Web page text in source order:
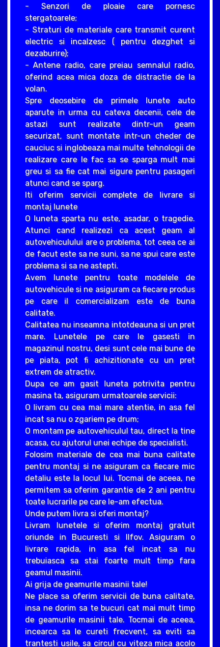
- Senzori de ploaie care pornesc
stergatoarele;
- Straturi de materiale care transmit curent
electric si incalzesc ( pentru dezghet si
dezaburire);
- Antene radio, care preiau semnalul radio,
oferind acea mica doza de distractie de la
volan.
Spre deosebire de primele lunete auto
aparute in urma cu cateva decenii, cele de
astazi sunt realizate dintr-un geam
securizat, sunt montate intr-un cheder de
cauciuc si inglobeaza mai multe tehnologii de
realizare care le fac sa se sparga mult mai
greu si sa fie cat mai sigure pentru pasageri
atunci cand se sparg.
Iti oferim servicii complete de livrare si
montaj lunete
O luneta sparta nu este, asadar, o tragedie.
Atunci cand realizezi ca acest geam al
autovehiculului are o problema, tot ceea ce ai
de facut este sa ne suni, sa ne spui care este
problema si sa ne astepti.
Avem lunete pentru toate modelele de
autovehicule si ne asiguram ca fiecare produs
pe care il comercializam este de buna
calitate.
Calitatea nu inseamna intotdeauna si un pret
mare. Lunetele pe care le gasesti in
magazinul nostru, desi sunt cele mai bune de
pe piata, pot fi achizitionate cu un pret
extrem de atractiv.
Dupa ce am gasit luneta potrivita pentru
masina ta, asiguram urmatoarele servicii:
O livram cu cea mai mare atentie, in asa fel
incat sa nu o zgariem pe drum;
O montam pe autovehiculul tau, direct la tine
acasa, cu ajutorul unei echipe de specialisti.
Folosim materiale de cea mai buna calitate
pentru montaj si ne asiguram ca fiecare mic
detaliu este la locul lui. Tocmai de aceea, ne
permitem sa oferim garantie de 2 ani pentru
toate lucrarile pe care le-am efectua.
Unde putem livra si oferi montaj?
Livram lunetele si oferim montaj gratuit
oriunde in Bucuresti si Ilfov. Asiguram o
livrare rapida, in asa fel incat sa nu
trebuiasca sa stai foarte mult timp fara
geamul masinii.
Ai grija de geamurile masinii tale!
Ne place sa oferim servicii de buna calitate,
insa ne dorim sa te bucuri cat mai mult timp
de geamurile masinii tale. Tocmai de aceea,
incearca sa le cureti frecvent, sa eviti sa
trantesti usile, sa circul cu viteza mica acolo